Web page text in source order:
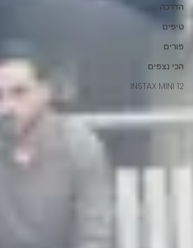
הדרכה
טיפים
פורים
הכי נצפים
INSTAX MINI 12